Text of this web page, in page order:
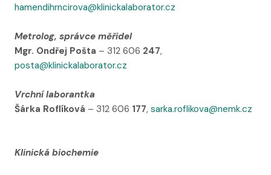
hamendihrncirova@klinickalaborator.cz
Metrolog, správce měřidel
Mgr. Ondřej Pošta – 312 606 247,
posta@klinickalaborator.cz
Vrchní laborantka
Šárka Roflíková – 312 606 177, sarka.roflikova@nemk.cz
Klinická biochemie